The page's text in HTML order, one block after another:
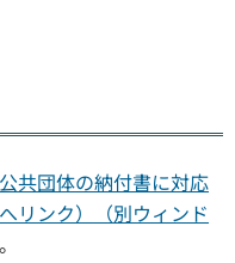
公共団体の納付書に対応
リンク）（別ウィンド